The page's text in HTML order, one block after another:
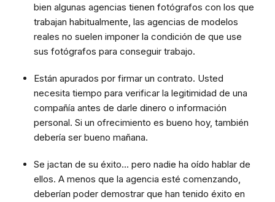
bien algunas agencias tienen fotógrafos con los que
trabajan habitualmente, las agencias de modelos
reales no suelen imponer la condición de que use
sus fotógrafos para conseguir trabajo.
Están apurados por firmar un contrato. Usted
necesita tiempo para verificar la legitimidad de una
compañía antes de darle dinero o información
personal. Si un ofrecimiento es bueno hoy, también
debería ser bueno mañana.
Se jactan de su éxito... pero nadie ha oído hablar de
ellos. A menos que la agencia esté comenzando,
deberían poder demostrar que han tenido éxito en